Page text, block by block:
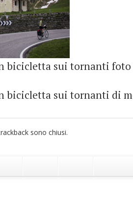
bicicletta sui tornanti
bicicletta sui tornanti di
sono chiusi.